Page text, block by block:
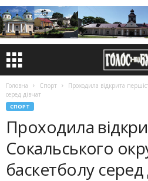
Головна Спорт
Проходила відкрита
серед дівчат
СПОРТ
Проходила
Сокальського
баскетболу серед